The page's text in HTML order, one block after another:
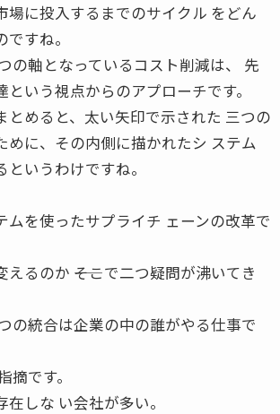
場に投入するまでのサイクル をどん
すね。
の軸となっているコスト削減は、 先
いう視点からのアプローチです。
とめると、太い矢印で示された 三つの
めに、その内側に描かれたシ ステム
いうわけですね。
ムを使ったサプライチ ェーンの改革で
るのか ――そこで二つ疑問が沸いてき
の統合は企業の中の誰がやる仕事で
摘です。
しな い会社が多い。